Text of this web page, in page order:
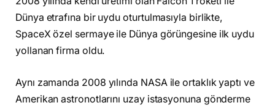
Dünya etrafına bir uydu oturtulmasıyla birlikte,
SpaceX özel sermaye ile Dünya görüngesine ilk uydu
yollanan firma oldu.
Aynı zamanda 2008 yılında NASA ile ortaklık yaptı ve
Amerikan astronotlarını uzay istasyonuna gönderme